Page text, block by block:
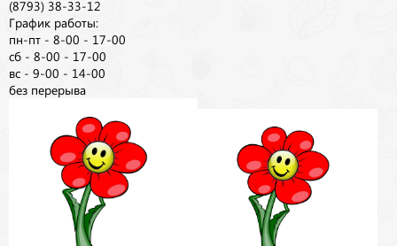
(8793) 38-33-12
График работы:
пн-пт - 8-00 - 17-00
сб - 8-00 - 17-00
вс - 9-00 - 14-00
без перерыва